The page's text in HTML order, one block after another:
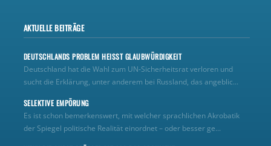
AKTUELLE BEITRÄGE
DEUTSCHLANDS PROBLEM HEISST GLAUBWÜRDIGKEIT
Deutschland hat die Wahl zum UN‑Sicherheitsrat verloren und
sucht die Erklärung, unter anderem bei Russland, das angeblic...
SELEKTIVE EMPÖRUNG
Es ist schon bemerkenswert, mit welcher sprachlichen Akrobatik
der Spiegel politische Realität einordnet – oder besser ge...